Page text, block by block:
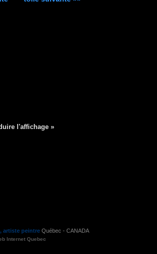
l'affichage »
artiste peintre Québec - CANADA
Internet Quebec